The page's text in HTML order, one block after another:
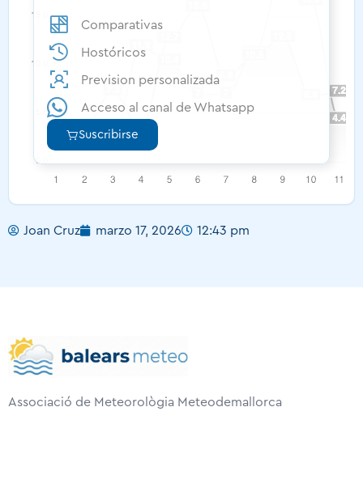
Comparativas
Hostóricos
Prevision personalizada
Acceso al canal de Whatsapp
Suscribirse
Joan Cruz marzo 17, 2026 12:43 pm
Associació de Meteorològia Meteodemallorca